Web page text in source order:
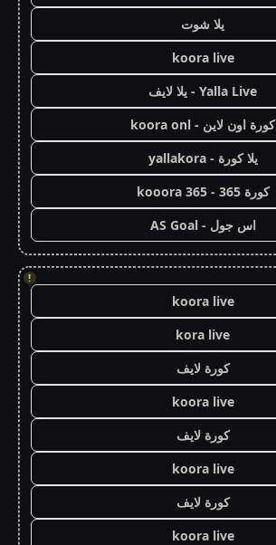
يلا شوت
koora live
Yalla Live - يلا لايف
كورة اون لاين - koora onl
يلا كورة - yallakora
كورة 365 - kooora 365
اس جول - AS Goal
!
koora live
kora live
كورة لايف
koora live
كورة لايف
koora live
كورة لايف
koora live